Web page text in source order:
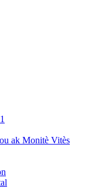
ak Monitè Vitès